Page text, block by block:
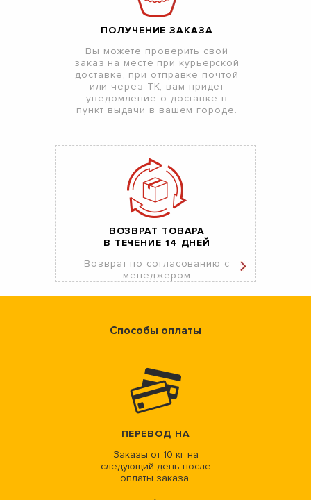
ПОЛУЧЕНИЕ ЗАКАЗА
Вы можете проверить свой
заказ на месте при курьерской
доставке, при отправке почтой
или через ТК, вам придет
уведомление о доставке в
пункт выдачи в вашем городе.
ВОЗВРАТ ТОВАРА
В ТЕЧЕНИЕ 14 ДНЕЙ
Возврат по согласованию с
менеджером
Способы оплаты
ПЕРЕВОД НА
Заказы от 10 кг на
следующий день после
оплаты заказа.